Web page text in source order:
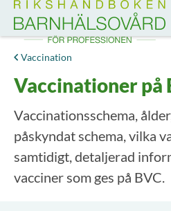
Till startsidan för
Vaccination
Vaccinationer på
Vaccinationsschema,
påskyndat schema, vilka
samtidigt, detaljerad
vacciner som ges på BVC.